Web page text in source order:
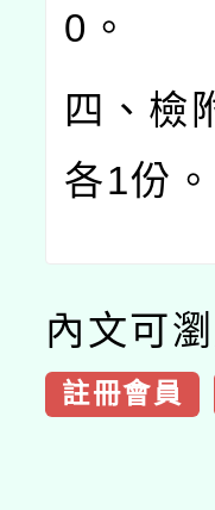
0 。
四、檢
各1份。
內文可
註冊會員